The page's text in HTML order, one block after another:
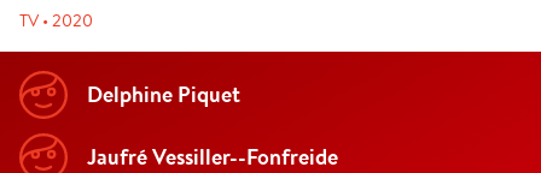
TV • 2020
Delphine Piquet
Jaufré Vessiller--Fonfreide